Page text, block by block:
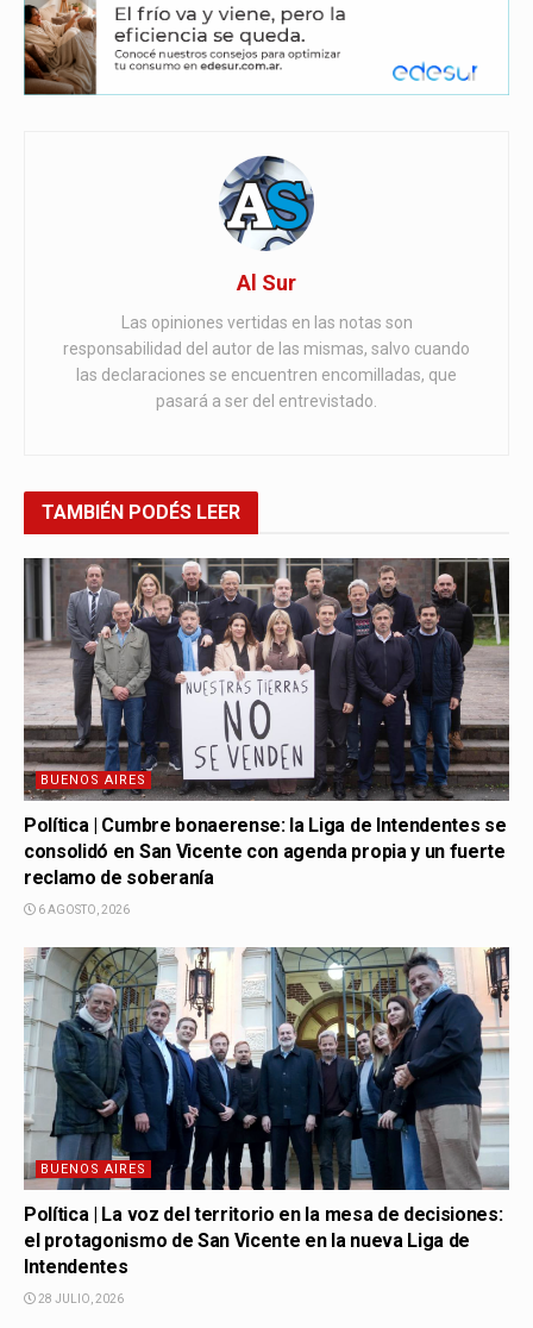
Al Sur
Las opiniones vertidas en las notas son
responsabilidad del autor de las mismas, salvo cuando
las declaraciones se encuentren encomilladas, que
pasará a ser del entrevistado.
TAMBIÉN PODÉS LEER
BUENOS AIRES
Política | Cumbre bonaerense: la Liga de Intendentes se
consolidó en San Vicente con agenda propia y un fuerte
reclamo de soberanía
6 AGOSTO, 2026
BUENOS AIRES
Política | La voz del territorio en la mesa de decisiones:
el protagonismo de San Vicente en la nueva Liga de
Intendentes
28 JULIO, 2026